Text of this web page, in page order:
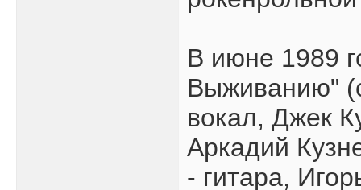
В июне 1989
Выживанию"
вокал, Джек
Аркадий
- гитара,